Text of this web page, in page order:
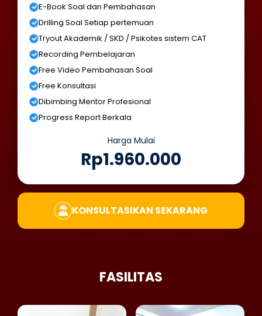
E-Book Soal dan Pembahasan
Drilling Soal Setiap pertemuan
Tryout Akademik / SKD / Psikotes sistem CAT
Recording Pembelajaran
Free Video Pembahasan Soal
Free Konsultasi
Dibimbing Mentor Profesional
Progress Report Berkala
Harga Mulai
Rp1.960.000
KONSULTASIKAN SEKARANG
FASILITAS